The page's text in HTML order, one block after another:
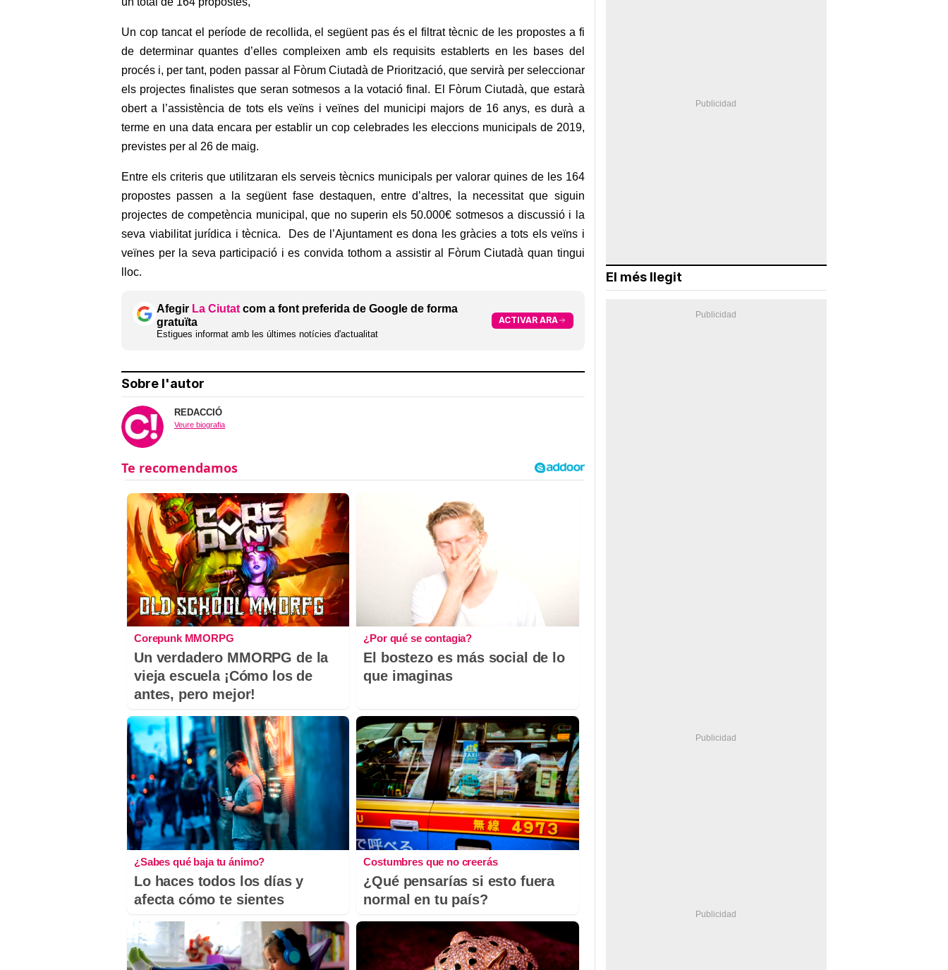
Un cop tancat el període de recollida, el següent pas és el filtrat tècnic de les propostes a fi
de determinar quantes d’elles compleixen amb els requisits establerts en les bases del
procés i, per tant, poden passar al Fòrum Ciutadà de Priorització, que servirà per seleccionar
els projectes finalistes que seran sotmesos a la votació final. El Fòrum Ciutadà, que estarà
obert a l’assistència de tots els veïns i veïnes del municipi majors de 16 anys, es durà a
terme en una data encara per establir un cop celebrades les eleccions municipals de 2019,
previstes per al 26 de maig.
Entre els criteris que utilitzaran els serveis tècnics municipals per valorar quines de les 164
propostes passen a la següent fase destaquen, entre d’altres, la necessitat que siguin
projectes de competència municipal, que no superin els 50.000€ sotmesos a discussió i la
seva viabilitat jurídica i tècnica. Des de l’Ajuntament es dona les gràcies a tots els veïns i
veïnes per la seva participació i es convida tothom a assistir al Fòrum Ciutadà quan tingui
lloc.
Afegir La Ciutat com a font preferida de Google de forma
gratuïta
Estigues informat amb les últimes notícies d'actualitat
ACTIVAR ARA
Sobre l'autor
REDACCIÓ
Veure biografia
Corepunk MMORPG
Un verdadero MMORPG de la
vieja escuela ¡Cómo los de
antes, pero mejor!
¿Por qué se contagia?
El bostezo es más social de lo
que imaginas
¿Sabes qué baja tu ánimo?
Lo haces todos los días y
afecta cómo te sientes
Costumbres que no creerás
¿Qué pensarías si esto fuera
normal en tu país?
El més llegit